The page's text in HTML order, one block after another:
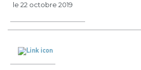
le 22 octobre 2019